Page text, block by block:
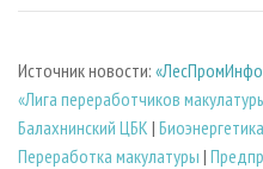
Источник новости:
«Лига переработчиков
Балахнинский ЦБК |
Переработка макулатуры |